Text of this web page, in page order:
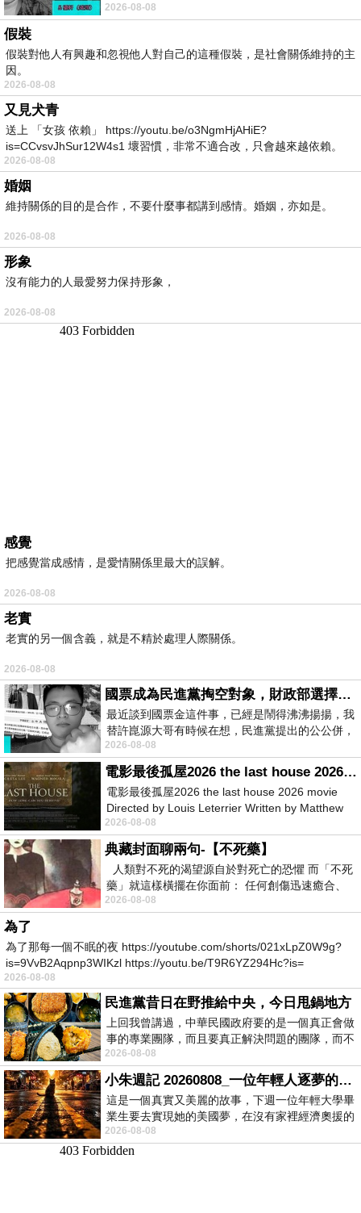
罵她施政滿意度輸給陳其邁，甚至還說盧
2026-08-08
假裝
假裝對他人有興趣和忽視他人對自己的這種假裝，是社會關係維持的主
因。
2026-08-08
又見犬青
送上 「女孩 依賴」 https://youtu.be/o3NgmHjAHiE?
is=CCvsvJhSur12W4s1 壞習慣，非常不適合改，只會越來越依賴。
我害怕的
2026-08-08
婚姻
維持關係的目的是合作，不要什麼事都講到感情。婚姻，亦如是。
2026-08-08
形象
沒有能力的人最愛努力保持形象，
2026-08-08
感覺
把感覺當成感情，是愛情關係里最大的誤解。
2026-08-08
老實
老實的另一個含義，就是不精於處理人際關係。
2026-08-08
國票成為民進黨掏空對象，財政部選擇性失憶
最近談到國票金這件事，已經是鬧得沸沸揚揚，我
替許崑源大哥有時候在想，民進黨提出的公公併，
其實就是想要國庫通黨庫，鬧出最大的醜
2026-08-08
電影最後孤屋2026 the last house 2026 movie
電影最後孤屋2026 the last house 2026 movie
Directed by Louis Leterrier Written by Matthew
Robinson Starring Greta Lee Wa
2026-08-08
典藏封面聊兩句-【不死藥】
人類對不死的渴望源自於對死亡的恐懼 而「不死
藥」就這樣橫擺在你面前： 任何創傷迅速癒合、
停止衰老、痛覺消失…堪
2026-08-08
為了
為了那每一個不眠的夜 https://youtube.com/shorts/021xLpZ0W9g?
is=9VvB2Aqpnp3WIKzl https://youtu.be/T9R6YZ294Hc?is=
2026-08-08
民進黨昔日在野推給中央，今日甩鍋地方
上回我曾講過，中華民國政府要的是一個真正會做
事的專業團隊，而且要真正解決問題的團隊，而不
是只會到處甩鍋的雙標團隊，最近民進黨
2026-08-08
小朱週記 20260808_一位年輕人逐夢的真實故事
這是一個真實又美麗的故事，下週一位年輕大學畢
業生要去實現她的美國夢，在沒有家裡經濟奧援的
情況下，靠著自我努力工作累積出國基
2026-08-08